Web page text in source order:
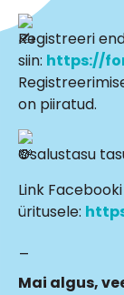
Registreeri
siin: https://
on piiratud.
Osalustasu
Link Facebooki
üritusele:
Mai algus,